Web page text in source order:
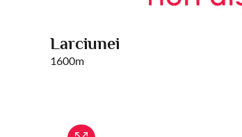
Larciunei
1600m